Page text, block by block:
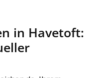
in Havetoft: